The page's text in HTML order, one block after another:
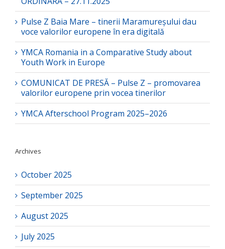
Pulse Z Baia Mare – tinerii Maramureșului dau
voce valorilor europene în era digitală
YMCA Romania in a Comparative Study about
Youth Work in Europe
COMUNICAT DE PRESĂ – Pulse Z – promovarea
valorilor europene prin vocea tinerilor
YMCA Afterschool Program 2025–2026
Archives
October 2025
September 2025
August 2025
July 2025